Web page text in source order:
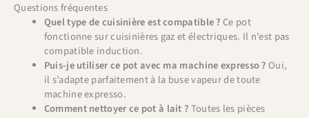
Questions fréquentes
Quel type de cuisinière est compatible ?Ce pot
fonctionne sur cuisinières gaz et électriques. Il n’est pas
compatible induction.
Puis-je utiliser ce pot avec ma machine expresso ?Oui,
il s’adapte parfaitement à la buse vapeur de toute
machine expresso.
Comment nettoyer ce pot à lait ?Toutes les pièces